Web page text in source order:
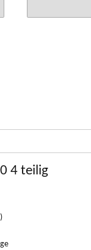
4 teilig